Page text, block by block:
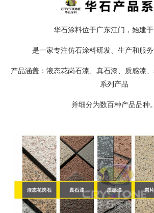
华石涂料位于广东江门，始建于
是一家专注仿石涂料研发、生产和服
产品涵盖：液态花岗石漆、真石漆、质感漆
系列产品
并细分为数百种产品品种。